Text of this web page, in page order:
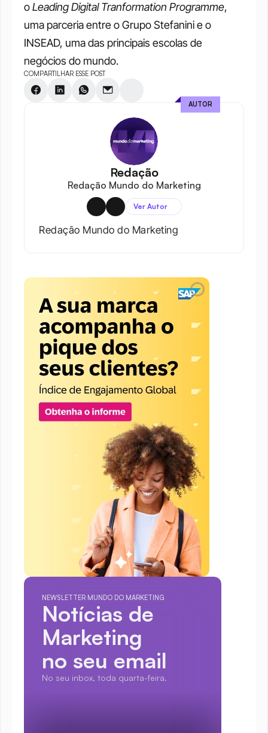
o Leading Digital Tranformation Programme,
uma parceria entre o Grupo Stefanini e o
INSEAD, uma das principais escolas de
negócios do mundo.
COMPARTILHAR ESSE POST
Redação
Redação Mundo do Marketing
Ver Autor
Redação Mundo do Marketing
AUTOR
NEWSLETTER MUNDO DO MARKETING
Notícias de
Marketing
no seu email
No seu inbox, toda quarta-feira.